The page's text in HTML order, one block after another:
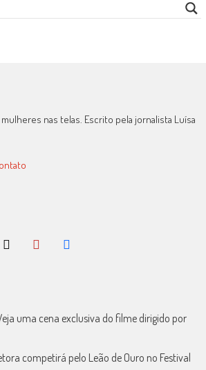
nas telas. Escrito pela jornalista Luísa
uma cena exclusiva do filme dirigido por
competirá pelo Leão de Ouro no Festival